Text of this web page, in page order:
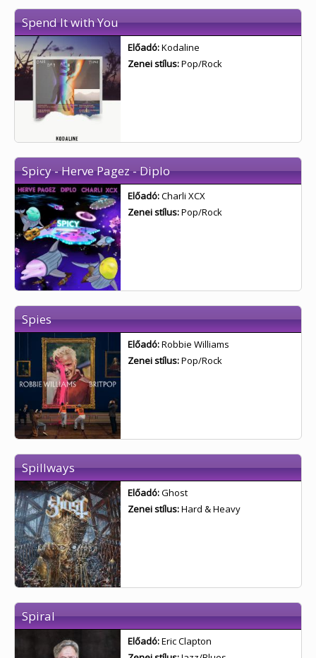
Spend It with You
Előadó:Kodaline
Zenei stílus:Pop/Rock
Spicy - Herve Pagez - Diplo
Előadó:Charli XCX
Zenei stílus:Pop/Rock
Spies
Előadó:Robbie Williams
Zenei stílus:Pop/Rock
Spillways
Előadó:Ghost
Zenei stílus:Hard & Heavy
Spiral
Előadó:Eric Clapton